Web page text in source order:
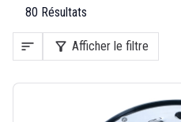
80 Résultats
sort filter_alt Afficher le filtre